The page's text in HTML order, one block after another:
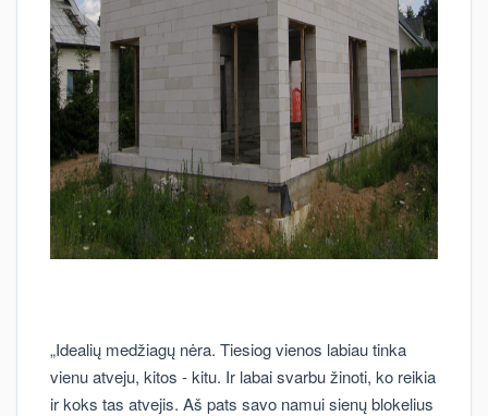
„Idealių medžiagų nėra. Tiesiog vienos labiau tinka
vienu atveju, kitos - kitu. Ir labai svarbu žinoti, ko reikia
ir koks tas atvejis. Aš pats savo namui sienų blokelius